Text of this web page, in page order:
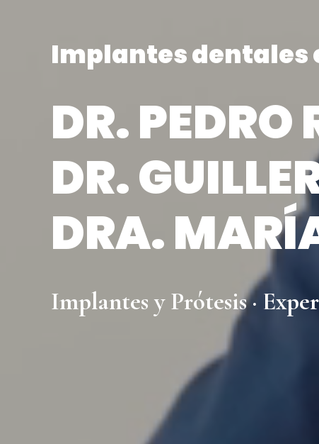
Implantes dentales
DR. PEDRO
DR.
DRA.
Implantes y Prótesis ·